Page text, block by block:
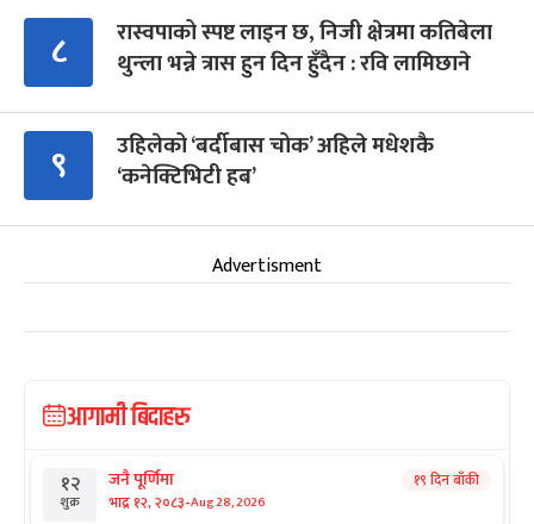
८
रास्वपाको स्पष्ट लाइन छ, निजी क्षेत्रमा कतिबेला
थुन्ला भन्ने त्रास हुन दिन हुँदैन : रवि लामिछाने
९
उहिलेको ‘बर्दीबास चोक’ अहिले मधेशकै
‘कनेक्टिभिटी हब’
Advertisment
आगामी बिदाहरु
१२
शुक्र
जनै पूर्णिमा
भाद्र १२, २०८३-Aug 28, 2026
१९ दिन बाँकी